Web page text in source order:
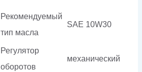
Рекомендуемый
тип масла
SAE 10W30
Регулятор
оборотов
механический